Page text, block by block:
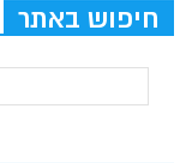
חיפוש באתר